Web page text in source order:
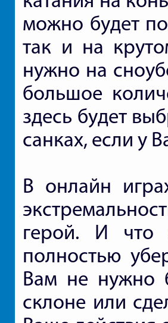
можно будет
так и на
нужно на
большое
здесь будет
санках, если у
В онлайн
герой. И что
полностью
Вам не нужно
склоне или